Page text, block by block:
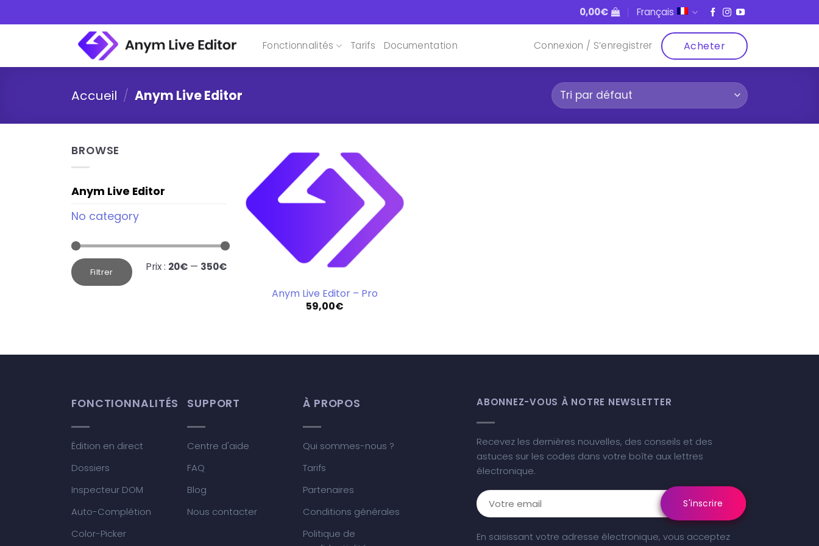
to
0,00€ Français
Fonctionnalités Tarifs Documentation Connexion / S’enregistrer Acheter
Accueil / Anym Live Editor
BROWSE
Anym Live Editor
No category
Prix
min
Prix
maxFiltrer Prix : 20€ — 350€
Anym Live Editor – Pro
59,00€
FONCTIONNALITÉS
Édition en direct
Dossiers
Inspecteur DOM
Auto-Complétion
Color-Picker
SUPPORT
Centre d'aide
FAQ
Blog
Nous contacter
À PROPOS
Qui sommes-nous ?
Tarifs
Partenaires
Conditions générales
Politique de
ABONNEZ-VOUS À NOTRE NEWSLETTER
Recevez les dernières nouvelles, des conseils et des
astuces sur les codes dans votre boîte aux lettres
électronique.
En saisissant votre adresse électronique, vous acceptez